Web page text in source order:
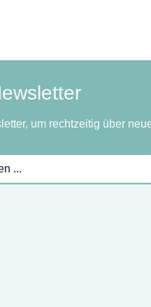
um rechtzeitig über